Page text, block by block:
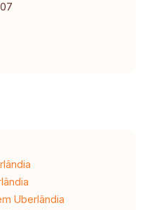
Uberlândia